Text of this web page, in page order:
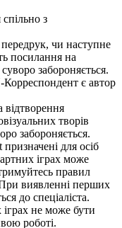
з
чи наступне
посилання на
забороняється.
Корреспондент є автор
відтворення
творів
забороняється.
для осіб
іграх може
правил
виявленні перших
до спеціаліста.
не може бути
роботі.